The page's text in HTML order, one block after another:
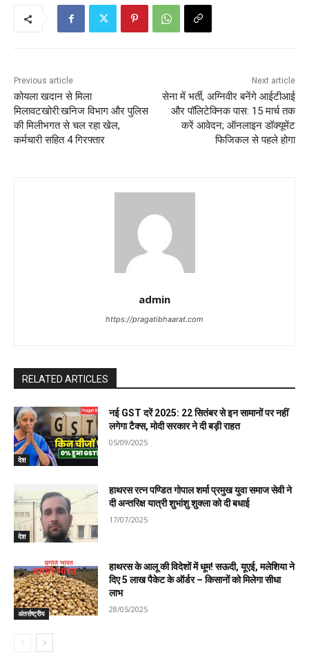
Previous article
कोयला खदान से मिला
मिलावटखोरी:खनिज विभाग और पुलिस
की मिलीभगत से चल रहा खेल,
कर्मचारी सहित 4 गिरफ्तार
Next article
सेना में भर्ती, अग्निवीर बनेंगे आईटीआई
और पॉलिटेक्निक पास: 15 मार्च तक
करें आवेदन; ऑनलाइन डॉक्यूमेंट
फिजिकल से पहले होगा
admin
https://pragatibhaarat.com
RELATED ARTICLES
देश
नई GST दरें 2025: 22 सितंबर से इन सामानों पर नहीं
लगेगा टैक्स, मोदी सरकार ने दी बड़ी राहत
05/09/2025
देश
हाथरस रत्न पण्डित गोपाल शर्मा प्रमुख युवा समाज सेवी ने
दी अन्तरिक्ष यात्री शुभांशु शुक्ला को दी बधाई
17/07/2025
अंतर्राष्ट्रीय
हाथरस के आलू की विदेशों में धूम! सऊदी, यूएई, मलेशिया ने
दिए 5 लाख पैकेट के ऑर्डर – किसानों को मिलेगा सीधा
लाभ
28/05/2025